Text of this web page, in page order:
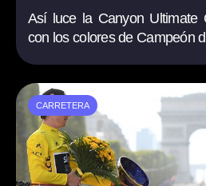
Así luce la Canyon Ultimate
con los colores de Campeón
CARRETERA